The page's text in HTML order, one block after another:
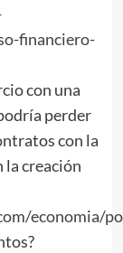
financiero-
con una
perder
con la
la creación
economia/